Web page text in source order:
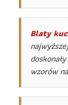
Blaty
wzorów